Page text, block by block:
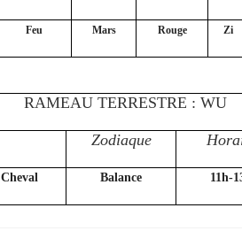
Feu Mars Rouge Zi
RAMEAU TERRESTRE : WU
Zodiaque
Cheval Balance 11h-